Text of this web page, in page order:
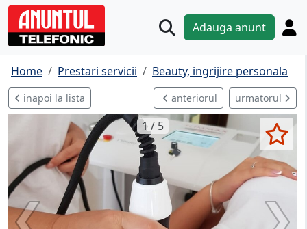
Adauga anunt
Home Prestari servicii Beauty, ingrijire personala
inapoi la lista anteriorul urmatorul
1 / 5